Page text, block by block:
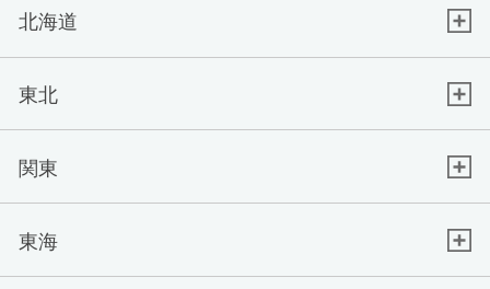
北海道
東北
関東
東海